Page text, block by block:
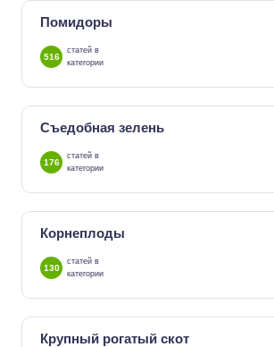
Помидоры
516
статей в
категории
Съедобная зелень
176
статей в
категории
Корнеплоды
130
статей в
категории
Крупный рогатый скот